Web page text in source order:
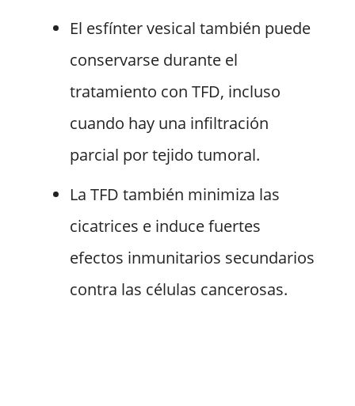
El esfínter vesical también puede
conservarse durante el
tratamiento con TFD, incluso
cuando hay una infiltración
parcial por tejido tumoral.
La TFD también minimiza las
cicatrices e induce fuertes
efectos inmunitarios secundarios
contra las células cancerosas.